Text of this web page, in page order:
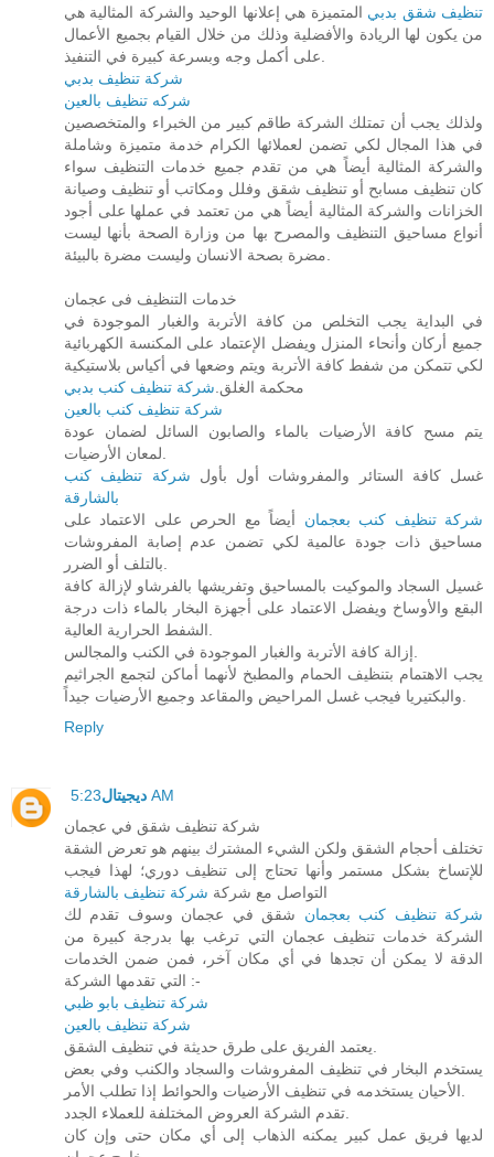
تنظيف شقق بدبي المتميزة هي إعلانها الوحيد والشركة المثالية هي
من يكون لها الريادة والأفضلية وذلك من خلال القيام بجميع الأعمال
شركة تنظيف بدبي
شركه تنظيف بالعين
ولذلك يجب أن تمتلك الشركة طاقم كبير من الخبراء والمتخصصين
في هذا المجال لكي تضمن لعملائها الكرام خدمة متميزة وشاملة
والشركة المثالية أيضاً هي من تقدم جميع خدمات التنظيف سواء
كان تنظيف مسابح أو تنظيف شقق وفلل ومكاتب أو تنظيف وصيانة
الخزانات والشركة المثالية أيضاً هي من تعتمد في عملها على أجود
أنواع مساحيق التنظيف والمصرح بها من وزارة الصحة بأنها ليست
خدمات التنظيف فى عجمان
في البداية يجب التخلص من كافة الأتربة والغبار الموجودة في
جميع أركان وأنحاء المنزل ويفضل الإعتماد على المكنسة الكهربائية
لكي تتمكن من شفط كافة الأتربة ويتم وضعها في أكياس بلاستيكية
محكمة الغلق. شركة تنظيف كنب بدبي
شركة تنظيف كنب بالعين
يتم مسح كافة الأرضيات بالماء والصابون السائل لضمان عودة
غسل كافة الستائر والمفروشات أول بأول شركة تنظيف كنب
بالشارقة
شركة تنظيف كنب بعجمان أيضاً مع الحرص على الاعتماد على
مساحيق ذات جودة عالمية لكي تضمن عدم إصابة المفروشات
غسيل السجاد والموكيت بالمساحيق وتفريشها بالفرشاو لإزالة كافة
البقع والأوساخ ويفضل الاعتماد على أجهزة البخار بالماء ذات درجة
يجب الاهتمام بتنظيف الحمام والمطبخ لأنهما أماكن لتجمع الجراثيم
Reply
ديجيتال 5:23 AM
شركة تنظيف شقق في عجمان
تختلف أحجام الشقق ولكن الشيء المشترك بينهم هو تعرض الشقة
للإتساخ بشكل مستمر وأنها تحتاج إلى تنظيف دوري؛ لهذا فيجب
التواصل مع شركة شركة تنظيف بالشارقة
شركة تنظيف كنب بعجمان شقق في عجمان وسوف تقدم لك
الشركة خدمات تنظيف عجمان التي ترغب بها بدرجة كبيرة من
الدقة لا يمكن أن تجدها في أي مكان آخر، فمن ضمن الخدمات
التي تقدمها الشركة :-
شركة تنظيف بابو ظبي
شركة تنظيف بالعين
يستخدم البخار في تنظيف المفروشات والسجاد والكنب وفي بعض
لديها فريق عمل كبير يمكنه الذهاب إلى أي مكان حتى وإن كان